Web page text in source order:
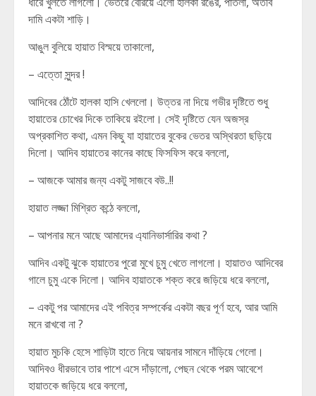
দামি একটা শাড়ি।
আঙুল বুলিয়ে হায়াত বিস্ময়ে তাকালো,
– এত্তো সুন্দর !
আদিবের ঠোঁটে হালকা হাসি খেললো। উত্তর না দিয়ে গভীর দৃষ্টিতে শুধু
হায়াতের চোখের দিকে তাকিয়ে রইলো। সেই দৃষ্টিতে যেন অজস্র
অপ্রকাশিত কথা, এমন কিছু যা হায়াতের বুকের ভেতর অস্থিরতা ছড়িয়ে
দিলো। আদিব হায়াতের কানের কাছে ফিসফিস করে বললো,
– আজকে আমার জন্য একটু সাজবে বউ..!!
হায়াত লজ্জা মিশ্রিত কন্ঠে বললো,
– আপনার মনে আছে আমাদের এ্যানিভার্সারির কথা ?
আদিব একটু ঝুকে হায়াতের পুরো মুখে চুমু খেতে লাগলো। হায়াতও আদিবের
গালে চুমু একে দিলো। আদিব হায়াতকে শক্ত করে জড়িয়ে ধরে বললো,
– একটু পর আমাদের এই পবিত্র সম্পর্কের একটা বছর পূর্ণ হবে, আর আমি
মনে রাখবো না ?
হায়াত মুচকি হেসে শাড়িটা হাতে নিয়ে আয়নার সামনে দাঁড়িয়ে গেলো।
আদিবও ধীরভাবে তার পাশে এসে দাঁড়ালো, পেছন থেকে পরম আবেশে
হায়াতকে জড়িয়ে ধরে বললো,